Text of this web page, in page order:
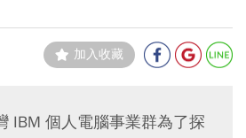
加入收藏
IBM 個人電腦事業群為了探